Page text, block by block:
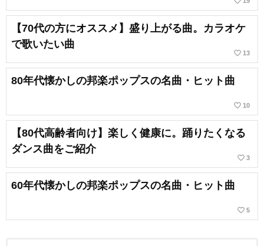
【70代の方にオススメ】盛り上がる曲。カラオケ
で歌いたい曲
favorite_border 13
80年代懐かしの邦楽ポップスの名曲・ヒット曲
favorite_border 10
【80代高齢者向け】楽しく健康に。踊りたくなる
ダンス曲をご紹介
favorite_border 3
60年代懐かしの邦楽ポップスの名曲・ヒット曲
favorite_border 5